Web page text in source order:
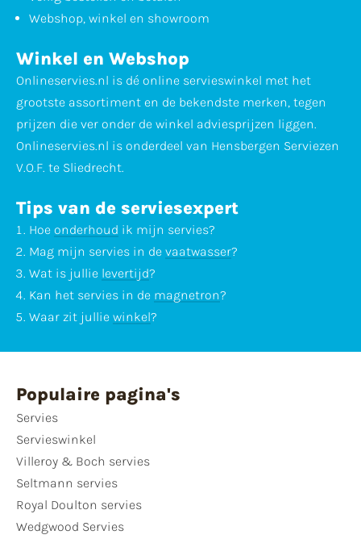
Webshop, winkel en showroom
Winkel en Webshop
Onlineservies.nl is dé online servieswinkel met het
grootste assortiment en de bekendste merken, tegen
prijzen die ver onder de winkel adviesprijzen liggen.
Onlineservies.nl is onderdeel van Hensbergen Serviezen
V.O.F. te Sliedrecht.
Tips van de serviesexpert
Hoe onderhoud ik mijn servies?
Mag mijn servies in de vaatwasser?
Wat is jullie levertijd?
Kan het servies in de magnetron?
Waar zit jullie winkel?
Populaire pagina's
Servies
Servieswinkel
Villeroy & Boch servies
Seltmann servies
Royal Doulton servies
Wedgwood Servies